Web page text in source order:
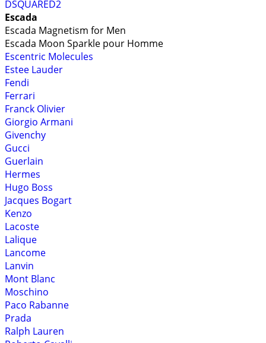
DSQUARED2
Escada
Escada Magnetism for Men
Escada Moon Sparkle pour Homme
Escentric Molecules
Estee Lauder
Fendi
Ferrari
Franck Olivier
Giorgio Armani
Givenchy
Gucci
Guerlain
Hermes
Hugo Boss
Jacques Bogart
Kenzo
Lacoste
Lalique
Lancome
Lanvin
Mont Blanc
Moschino
Paco Rabanne
Prada
Ralph Lauren